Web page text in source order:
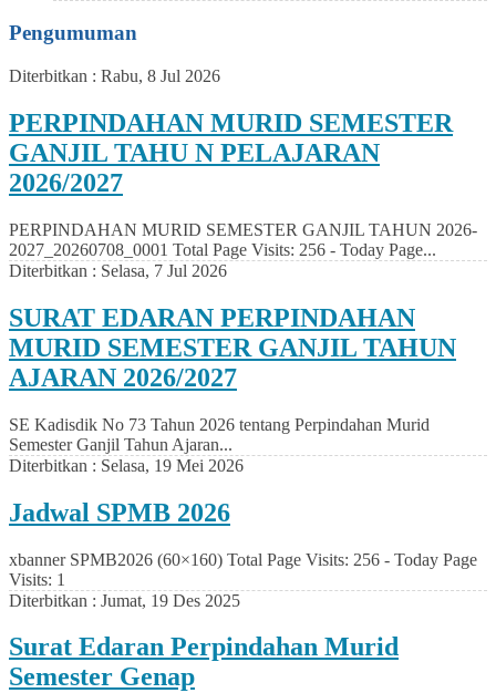
Pengumuman
Diterbitkan : Rabu, 8 Jul 2026
PERPINDAHAN MURID SEMESTER
GANJIL TAHU N PELAJARAN
2026/2027
PERPINDAHAN MURID SEMESTER GANJIL TAHUN 2026-
2027_20260708_0001 Total Page Visits: 256 - Today Page...
Diterbitkan : Selasa, 7 Jul 2026
SURAT EDARAN PERPINDAHAN
MURID SEMESTER GANJIL TAHUN
AJARAN 2026/2027
SE Kadisdik No 73 Tahun 2026 tentang Perpindahan Murid
Semester Ganjil Tahun Ajaran...
Diterbitkan : Selasa, 19 Mei 2026
Jadwal SPMB 2026
xbanner SPMB2026 (60×160) Total Page Visits: 256 - Today Page
Visits: 1
Diterbitkan : Jumat, 19 Des 2025
Surat Edaran Perpindahan Murid
Semester Genap